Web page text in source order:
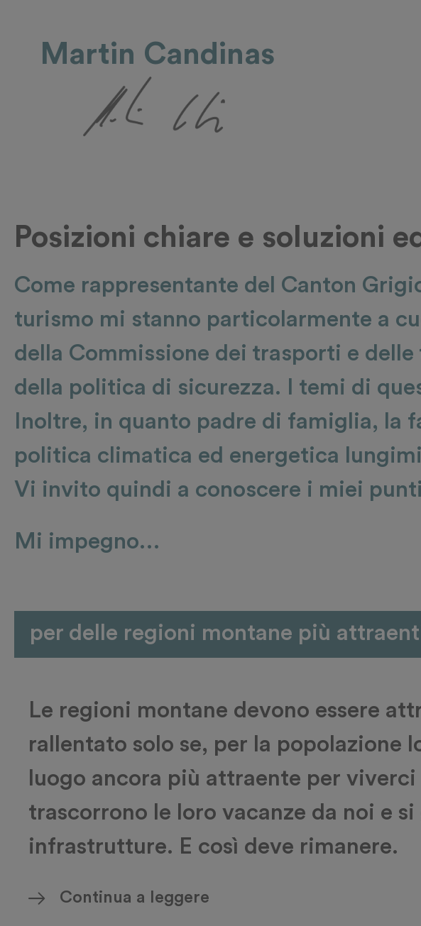
Martin Candinas
Posizioni chiare e soluzioni
Come rappresentante del Canton
turismo mi stanno particolarmente a
della Commissione dei trasporti e
della politica di sicurezza. I temi di
Inoltre, in quanto padre di famiglia, la
politica climatica ed energetica
Vi invito quindi a conoscere i miei
Mi impegno…
per delle regioni montane più
Le regioni montane devono essere
rallentato solo se, per la
luogo ancora più attraente per
trascorrono le loro vacanze da noi e
infrastrutture. E così deve rimanere.
Continua a leggere